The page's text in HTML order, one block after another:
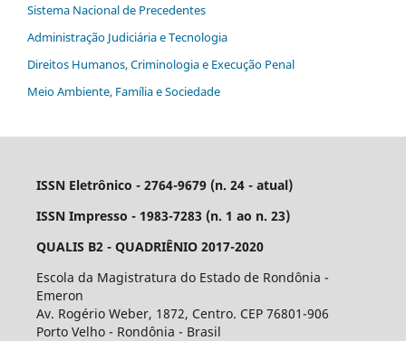
Sistema Nacional de Precedentes
Administração Judiciária e Tecnologia
Direitos Humanos, Criminologia e Execução Penal
Meio Ambiente, Família e Sociedade
ISSN Eletrônico - 2764-9679 (n. 24 - atual)
ISSN Impresso - 1983-7283 (n. 1 ao n. 23)
QUALIS B2 - QUADRIÊNIO 2017-2020
Escola da Magistratura do Estado de Rondônia -
Emeron
Av. Rogério Weber, 1872, Centro. CEP 76801-906
Porto Velho - Rondônia - Brasil